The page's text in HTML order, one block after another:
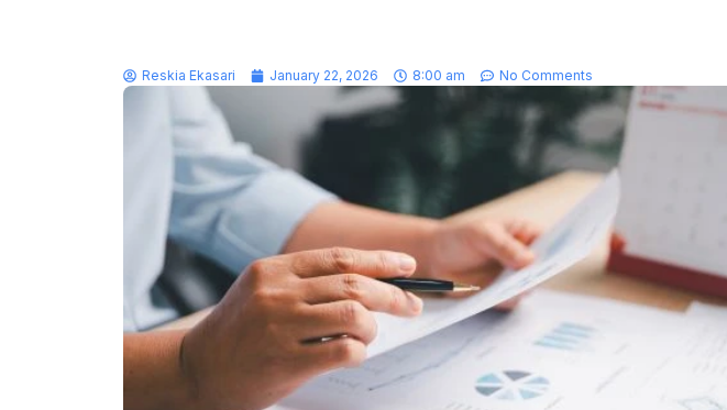
Reskia Ekasari January 22, 2026 8:00 am No Comments